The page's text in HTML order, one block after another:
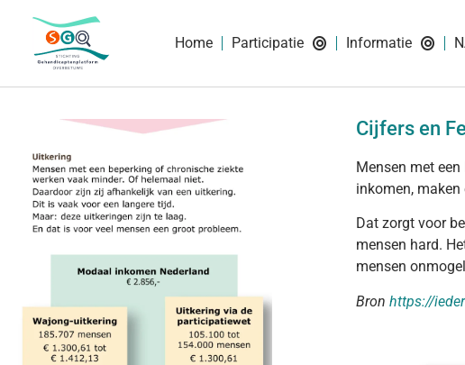
Home Participatie Informatie
Cijfers en
Mensen met
inkomen,
Dat zorgt voor
mensen hard.
mensen
Bron https://